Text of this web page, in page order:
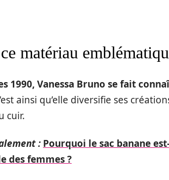
matériau
1990, Vanessa Bruno se fait
ainsi qu’elle diversifie ses
cuir.
: Pourquoi le sac banane
des femmes ?